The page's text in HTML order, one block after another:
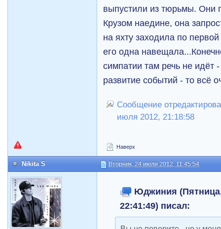
выпустили из тюрьмы. Они
Крузом наедине, она
на яхту заходила по
его одна
симпатии там речь не идёт
развитие событий - то всё
Сообщение
июля 2012, 21:18:58
Наверх
Nikita S Вторник, 24 июля 2012, 11:45:54
Юджиния
22:41:49) писал: